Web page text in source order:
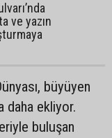
ve yazın
büyüyen
daha ekliyor.
buluşan